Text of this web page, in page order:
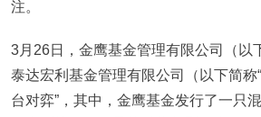
注。
3月26日，金鹰基金管理有限公司（以
泰达宏利基金管理有限公司（以下简称
台对弈”，其中，金鹰基金发行了一只